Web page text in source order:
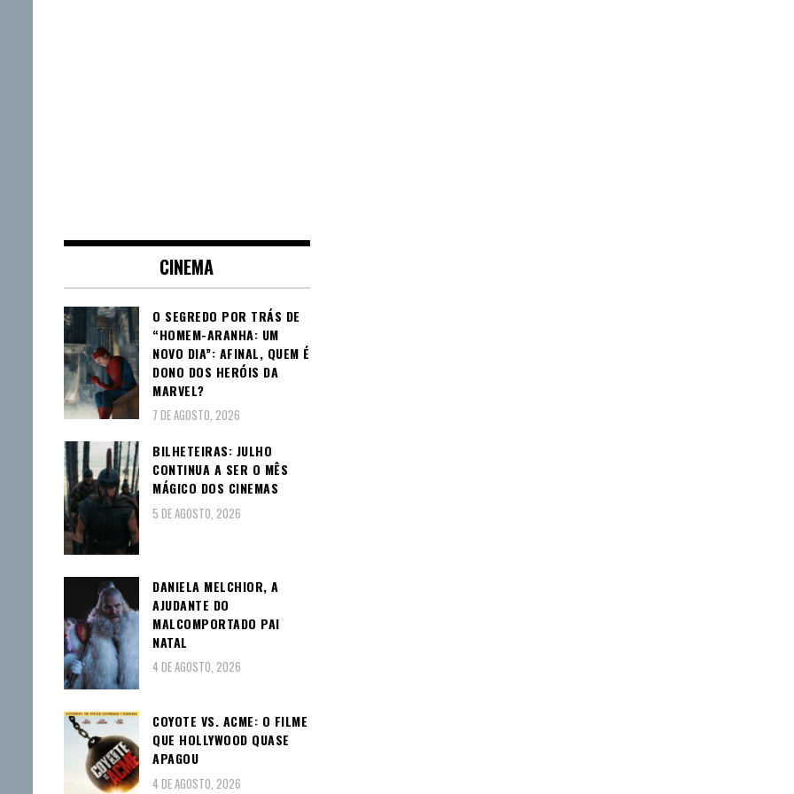
CINEMA
O SEGREDO POR TRÁS DE
“HOMEM-ARANHA: UM
NOVO DIA”: AFINAL, QUEM É
DONO DOS HERÓIS DA
MARVEL?
7 DE AGOSTO, 2026
BILHETEIRAS: JULHO
CONTINUA A SER O MÊS
MÁGICO DOS CINEMAS
5 DE AGOSTO, 2026
DANIELA MELCHIOR, A
AJUDANTE DO
MALCOMPORTADO PAI
NATAL
4 DE AGOSTO, 2026
COYOTE VS. ACME: O FILME
QUE HOLLYWOOD QUASE
APAGOU
4 DE AGOSTO, 2026